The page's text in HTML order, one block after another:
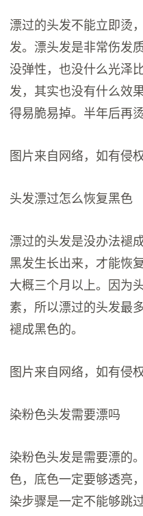
漂过的头发不能立即烫
发。漂头发是非常伤发
没弹性，也没什么光泽
发，其实也没有什么效
得易脆易掉。半年后再
图片来自网络，如有侵
头发漂过怎么恢复黑色
漂过的头发是没办法褪
黑发生长出来，才能恢
大概三个月以上。因为
素，所以漂过的头发最
褪成黑色的。
图片来自网络，如有侵
染粉色头发需要漂吗
染粉色头发是需要漂的
色，底色一定要够透亮
染步骤是一定不能够跳